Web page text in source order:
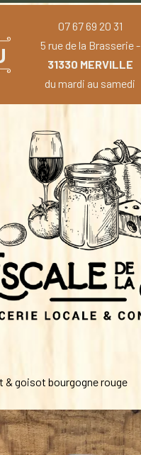
07 67 69 20 31
5 rue de la Brasserie -
31330 MERVILLE
du mardi au samedi
& goisot bourgogne rouge